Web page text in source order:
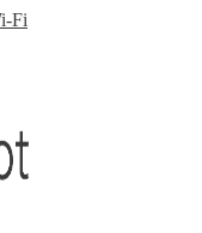
Fi